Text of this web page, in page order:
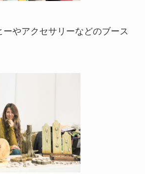
ーやアクセサリーなどのブース